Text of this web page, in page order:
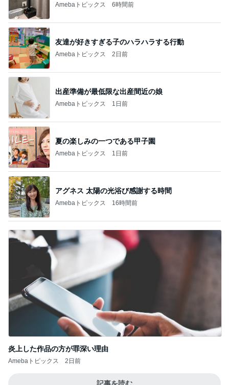
Amebaトピックス 6時間前
友達が好きすぎる子のハラハラする行動
Amebaトピックス 2日前
出産準備が最低限な出産間近の娘
Amebaトピックス 1日前
夏の楽しみの一つである甲子園
Amebaトピックス 1日前
アグネス 太陽の光浴び感謝する時間
Amebaトピックス 16時間前
炎上した作品の方が罪深い理由
Amebaトピックス 2日前